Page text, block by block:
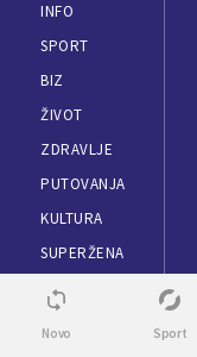
INFO
SPORT
BIZ
ŽIVOT
ZDRAVLJE
PUTOVANJA
KULTURA
SUPERŽENA
ESPORTS
Novo Sport